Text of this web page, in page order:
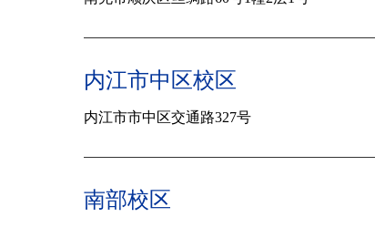
内江市中区校区
内江市市中区交通路327号
南部校区